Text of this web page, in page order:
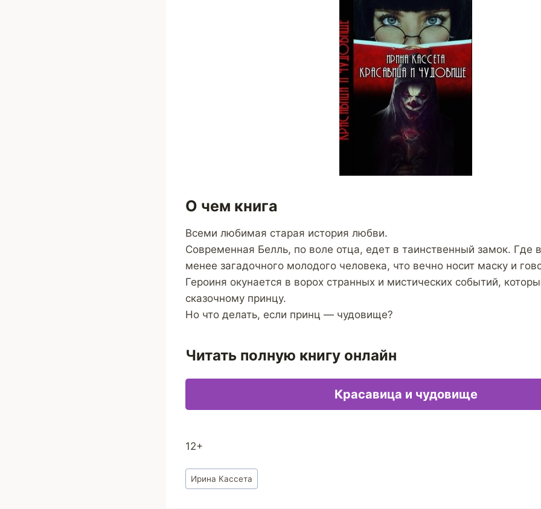
О чем книга
Всеми любимая старая история любви.
Современная Белль, по воле отца, едет в таинственный замок. Где
менее загадочного молодого человека, что вечно носит маску и
Героиня окунается в ворох странных и мистических событий,
сказочному принцу.
Но что делать, если принц — чудовище?
Читать полную книгу онлайн
Красавица и чудовище
12+
Метки
записи:
Ирина Кассета